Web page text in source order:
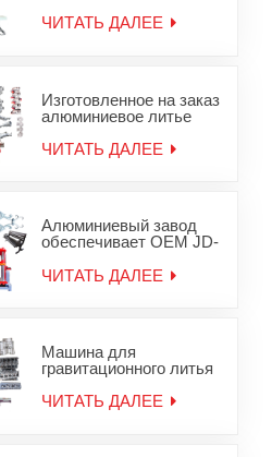
сплава
ЧИТАТЬ ДАЛЕЕ
Изготовленное на заказ
алюминиевое литье
оборудование для
ЧИТАТЬ ДАЛЕЕ
Алюминиевый завод
обеспечивает OEM JD-
гравитационного литья
деталей для литья под
ЧИТАТЬ ДАЛЕЕ
Машина для
гравитационного литья
алюминиевой головки
ЧИТАТЬ ДАЛЕЕ